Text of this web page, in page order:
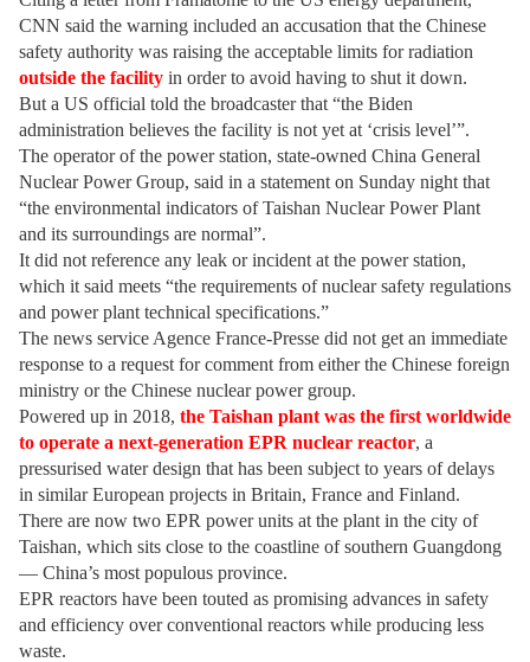
CNN said the warning included an accusation that the Chinese
safety authority was raising the acceptable limits for radiation
outside the facility in order to avoid having to shut it down.
But a US official told the broadcaster that “the Biden
administration believes the facility is not yet at ‘crisis level’”.
The operator of the power station, state-owned China General
Nuclear Power Group, said in a statement on Sunday night that
“the environmental indicators of Taishan Nuclear Power Plant
and its surroundings are normal”.
It did not reference any leak or incident at the power station,
which it said meets “the requirements of nuclear safety regulations
and power plant technical specifications.”
The news service Agence France-Presse did not get an immediate
response to a request for comment from either the Chinese foreign
ministry or the Chinese nuclear power group.
Powered up in 2018, the Taishan plant was the first worldwide
to operate a next-generation EPR nuclear reactor, a
pressurised water design that has been subject to years of delays
in similar European projects in Britain, France and Finland.
There are now two EPR power units at the plant in the city of
Taishan, which sits close to the coastline of southern Guangdong
— China’s most populous province.
EPR reactors have been touted as promising advances in safety
and efficiency over conventional reactors while producing less
waste.